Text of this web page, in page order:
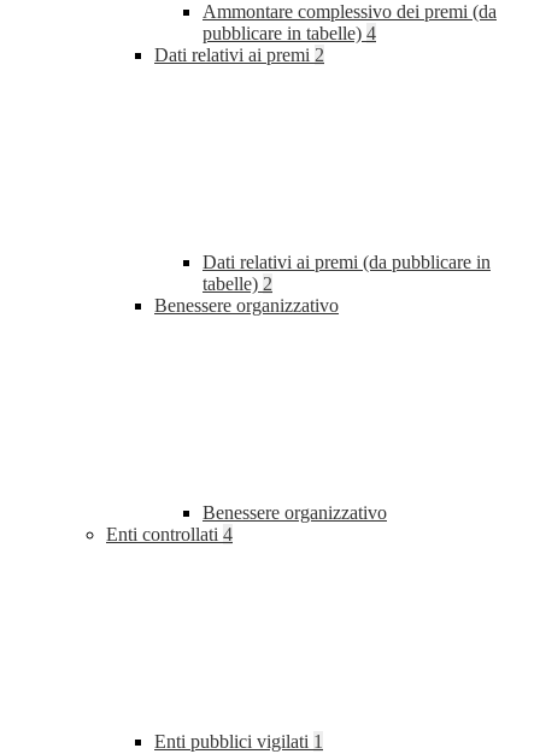
Ammontare complessivo dei premi (da
pubblicare in tabelle) 4
Dati relativi ai premi 2
Dati relativi ai premi (da pubblicare in
tabelle) 2
Benessere organizzativo
Benessere organizzativo
Enti controllati 4
Enti pubblici vigilati 1